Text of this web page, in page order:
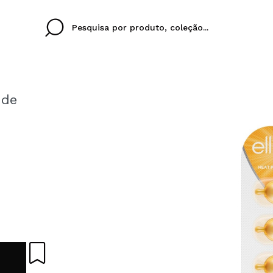
Eu não tenho uma
Ao criar uma conta
rapidamente, verificar
operações anteriores.
IDIOMA
Ines
colori